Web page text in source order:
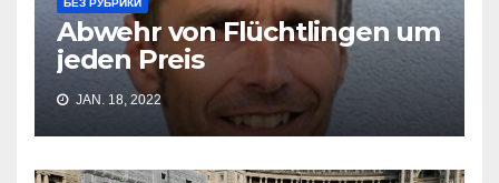
БЕЗ РУБРИКИ
Abwehr von Flüchtlingen um
jeden Preis
JAN. 18, 2022